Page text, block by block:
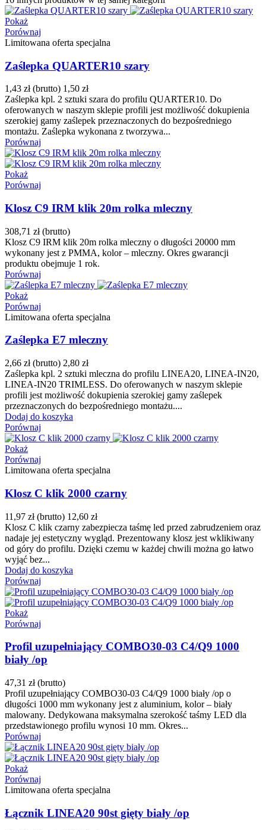
Pokaż
Porównaj
Limitowana oferta specjalna
Zaślepka QUARTER10 szary
1,43 zł (brutto) 1,50 zł
Zaślepka kpl. 2 sztuki szara do profilu QUARTER10. Do
oferowanych w naszym sklepie profili jest możliwość dokupienia
szerokiej gamy zaślepek przeznaczonych do bezpośredniego
montażu. Zaślepka wykonana z tworzywa...
Porównaj
Pokaż
Porównaj
Klosz C9 IRM klik 20m rolka mleczny
308,71 zł (brutto)
Klosz C9 IRM klik 20m rolka mleczny o długości 20000 mm
wykonany jest z PMMA, kolor – mleczny. Okres gwarancji
produktu obejmuje 1 rok.
Porównaj
Pokaż
Porównaj
Limitowana oferta specjalna
Zaślepka E7 mleczny
2,66 zł (brutto) 2,80 zł
Zaślepka kpl. 2 sztuki mleczna do profilu LINEA20, LINEA-IN20,
LINEA-IN20 TRIMLESS. Do oferowanych w naszym sklepie
profili jest możliwość dokupienia szerokiej gamy zaślepek
przeznaczonych do bezpośredniego montażu....
Dodaj do koszyka
Porównaj
Pokaż
Porównaj
Limitowana oferta specjalna
Klosz C klik 2000 czarny
11,97 zł (brutto) 12,60 zł
Klosz C klik czarny zabezpiecza taśmę led przed zabrudzeniem oraz
nadaje jej estetyczny wygląd. Prezentowany klosz jest wklikiwany
od góry do profilu. Dzięki czemu w każdej chwili można go łatwo
wyjąć bez...
Dodaj do koszyka
Porównaj
Pokaż
Porównaj
Profil uzupełniający COMBO30-03 C4/Q9 1000
biały /op
47,31 zł (brutto)
Profil uzupełniający COMBO30-03 C4/Q9 1000 biały /op o
długości 1000 mm wykonany jest z aluminium, kolor – biały
malowany. Dedykowana maksymalna szerokość taśmy LED dla
przedstawionego profilu wynosi 10 mm. Okres...
Porównaj
Pokaż
Porównaj
Limitowana oferta specjalna
Łącznik LINEA20 90st gięty biały /op